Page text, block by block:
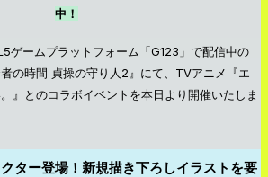
中！
ゲームプラットフォーム「G123」で配信中の
者の時間 貞操の守り人2』にて、TVアニメ『エ
』とのコラボイベントを本日より開催いたしま
クター登場！新規描き下ろしイラストを要